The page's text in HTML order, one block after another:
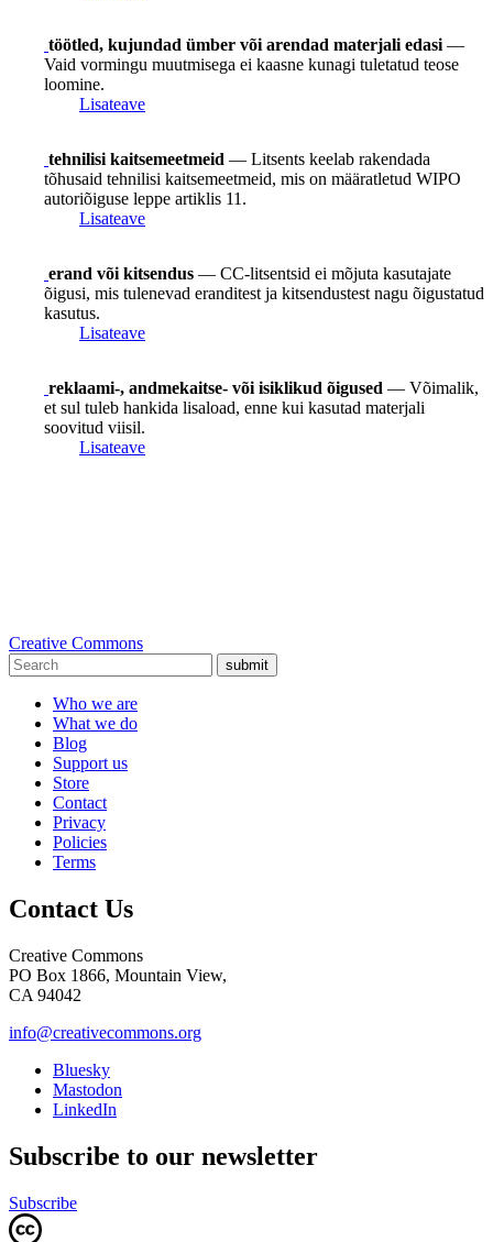
töötled, kujundad ümber või arendad materjali edasi —
Vaid vormingu muutmisega ei kaasne kunagi tuletatud teose
loomine.
Lisateave
tehnilisi kaitsemeetmeid — Litsents keelab rakendada
tõhusaid tehnilisi kaitsemeetmeid, mis on määratletud WIPO
autoriõiguse leppe artiklis 11.
Lisateave
erand või kitsendus — CC-litsentsid ei mõjuta kasutajate
õigusi, mis tulenevad eranditest ja kitsendustest nagu õigustatud
kasutus.
Lisateave
reklaami-, andmekaitse- või isiklikud õigused — Võimalik,
et sul tuleb hankida lisaload, enne kui kasutad materjali
soovitud viisil.
Lisateave
Creative Commons
submit
Who we are
What we do
Blog
Support us
Store
Contact
Privacy
Policies
Terms
Contact Us
Creative Commons
PO Box 1866, Mountain View,
CA 94042
info@creativecommons.org
Bluesky
Mastodon
LinkedIn
Subscribe to our newsletter
Subscribe